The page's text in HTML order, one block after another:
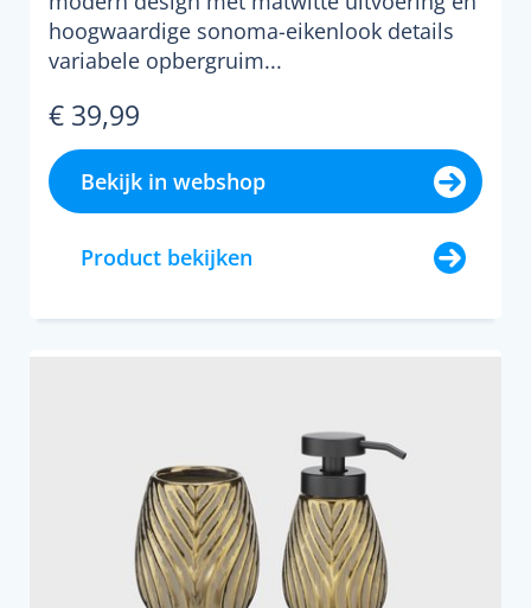
hoogwaardige sonoma-eikenlook details
variabele opbergruim...
€ 39,99
Bekijk in webshop
Product bekijken